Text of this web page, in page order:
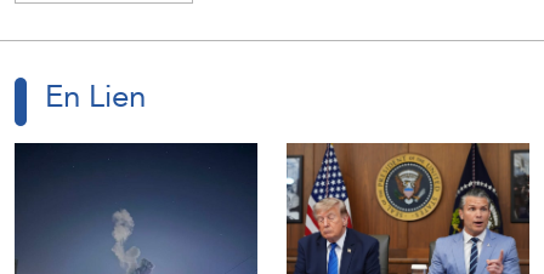
En Lien